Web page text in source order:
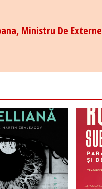
Ministru De Externe